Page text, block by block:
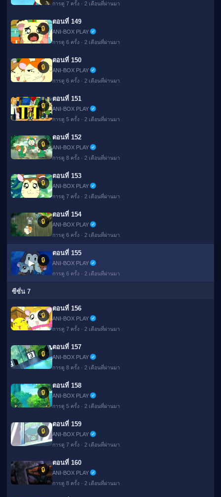
การดู 7 ครั้ง · 2 เดือนที่ผ่านมา
🔒
ตอนที่ 149
ANI-BOX PLAY
การดู 6 ครั้ง · 2 เดือนที่ผ่านมา
🔒
ตอนที่ 150
ANI-BOX PLAY
การดู 6 ครั้ง · 2 เดือนที่ผ่านมา
🔒
ตอนที่ 151
ANI-BOX PLAY
การดู 5 ครั้ง · 2 เดือนที่ผ่านมา
🔒
ตอนที่ 152
ANI-BOX PLAY
การดู 8 ครั้ง · 2 เดือนที่ผ่านมา
🔒
ตอนที่ 153
ANI-BOX PLAY
การดู 7 ครั้ง · 2 เดือนที่ผ่านมา
🔒
ตอนที่ 154
ANI-BOX PLAY
การดู 6 ครั้ง · 2 เดือนที่ผ่านมา
▶ 🔒
ตอนที่ 155
ANI-BOX PLAY
การดู 6 ครั้ง · 2 เดือนที่ผ่านมา
ซีซั่น 7
🔒
ตอนที่ 156
ANI-BOX PLAY
การดู 7 ครั้ง · 2 เดือนที่ผ่านมา
🔒
ตอนที่ 157
ANI-BOX PLAY
การดู 8 ครั้ง · 2 เดือนที่ผ่านมา
🔒
ตอนที่ 158
ANI-BOX PLAY
การดู 5 ครั้ง · 2 เดือนที่ผ่านมา
🔒
ตอนที่ 159
ANI-BOX PLAY
การดู 7 ครั้ง · 2 เดือนที่ผ่านมา
🔒
ตอนที่ 160
ANI-BOX PLAY
การดู 8 ครั้ง · 2 เดือนที่ผ่านมา